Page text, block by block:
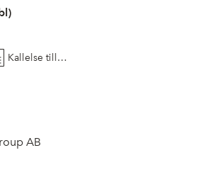
Kallelse till årsstämma i Tura Group AB 2026
AB